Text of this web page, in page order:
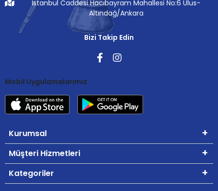
İstanbul Caddesi Hacıbayram Mahallesi No:6 Ulus-
Altındağ/Ankara
Bizi Takip Edin
Mobil Uygulamalarımız
Kurumsal
Müşteri Hizmetleri
Kategoriler